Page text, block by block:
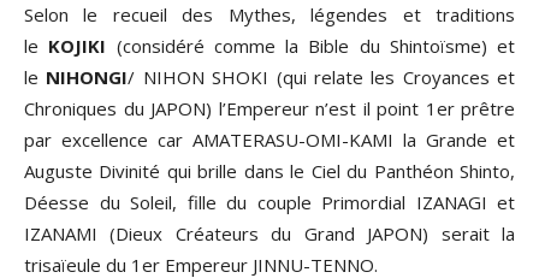
Selon le recueil des Mythes, légendes et traditions
le KOJIKI (considéré comme la Bible du Shintoïsme) et
le NIHONGI/ NIHON SHOKI (qui relate les Croyances et
Chroniques du JAPON) l’Empereur n’est il point 1er prêtre
par excellence car AMATERASU-OMI-KAMI la Grande et
Auguste Divinité qui brille dans le Ciel du Panthéon Shinto,
Déesse du Soleil, fille du couple Primordial IZANAGI et
IZANAMI (Dieux Créateurs du Grand JAPON) serait la
trisaïeule du 1er Empereur JINNU-TENNO.